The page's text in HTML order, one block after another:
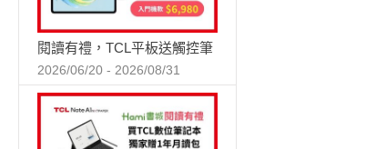
閱讀有禮，TCL平板送觸控筆
2026/06/20 - 2026/08/31